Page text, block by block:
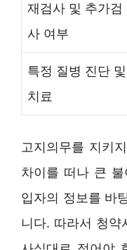
재검사 및 추가검
사 여부
특정 질병 진단 및
치료
고지의무를 지키
차이를 떠나 큰
입자의 정보를 바
니다. 따라서 청약